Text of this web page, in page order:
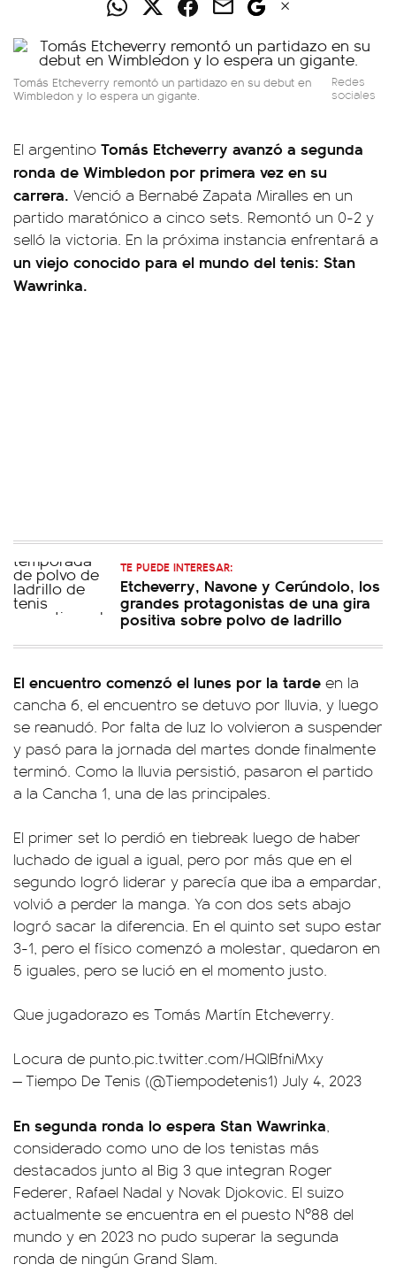
Tomás Etcheverry remontó un partidazo en su debut en
Wimbledon y lo espera un gigante.
Redes
sociales
El argentino Tomás Etcheverry avanzó a segunda
ronda de Wimbledon por primera vez en su
carrera. Venció a Bernabé Zapata Miralles en un
partido maratónico a cinco sets. Remontó un 0-2 y
selló la victoria. En la próxima instancia enfrentará a
un viejo conocido para el mundo del tenis: Stan
Wawrinka.
TE PUEDE INTERESAR:
Etcheverry, Navone y Cerúndolo, los
grandes protagonistas de una gira
positiva sobre polvo de ladrillo
El encuentro comenzó el lunes por la tarde en la
cancha 6, el encuentro se detuvo por lluvia, y luego
se reanudó. Por falta de luz lo volvieron a suspender
y pasó para la jornada del martes donde finalmente
terminó. Como la lluvia persistió, pasaron el partido
a la Cancha 1, una de las principales.
El primer set lo perdió en tiebreak luego de haber
luchado de igual a igual, pero por más que en el
segundo logró liderar y parecía que iba a empardar,
volvió a perder la manga. Ya con dos sets abajo
logró sacar la diferencia. En el quinto set supo estar
3-1, pero el físico comenzó a molestar, quedaron en
5 iguales, pero se lució en el momento justo.
Que jugadorazo es Tomás Martín Etcheverry.
Locura de punto.pic.twitter.com/HQlBfniMxy
— Tiempo De Tenis (@Tiempodetenis1) July 4, 2023
En segunda ronda lo espera Stan Wawrinka,
considerado como uno de los tenistas más
destacados junto al Big 3 que integran Roger
Federer, Rafael Nadal y Novak Djokovic. El suizo
actualmente se encuentra en el puesto Nº88 del
mundo y en 2023 no pudo superar la segunda
ronda de ningún Grand Slam.